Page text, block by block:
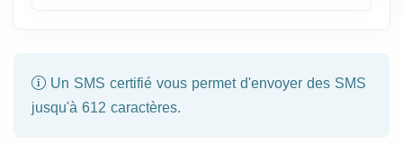
Un SMS certifié vous permet d'envoyer des SMS
jusqu'à 612 caractères.